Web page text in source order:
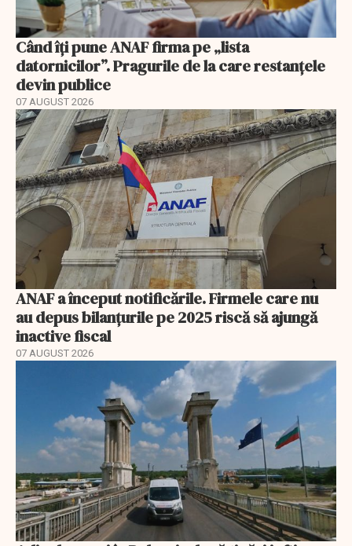
Când îți pune ANAF firma pe „lista
datornicilor”. Pragurile de la care restanțele
devin publice
07 AUGUST 2026
ANAF a început notificările. Firmele care nu
au depus bilanțurile pe 2025 riscă să ajungă
inactive fiscal
07 AUGUST 2026